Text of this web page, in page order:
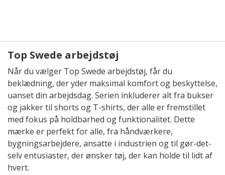
Top Swede arbejdstøj
Når du vælger Top Swede arbejdstøj, får du
beklædning, der yder maksimal komfort og beskyttelse,
uanset din arbejdsdag. Serien inkluderer alt fra bukser
og jakker til shorts og T-shirts, der alle er fremstillet
med fokus på holdbarhed og funktionalitet. Dette
mærke er perfekt for alle, fra håndværkere,
bygningsarbejdere, ansatte i industrien og til gør-det-
selv entusiaster, der ønsker tøj, der kan holde til lidt af
hvert.